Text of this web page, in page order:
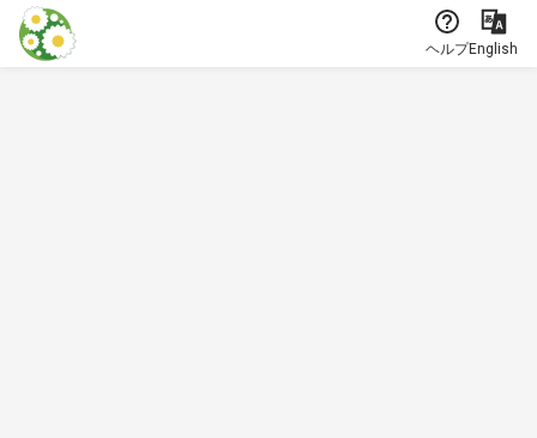
本文に飛ぶ
ヘルプEnglish